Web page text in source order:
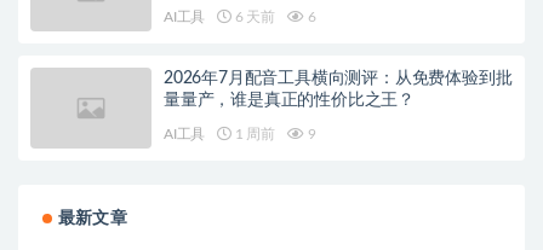
AI工具 6 天前 6
2026年7月配音工具横向测评：从免费体验到批
量量产，谁是真正的性价比之王？
AI工具 1 周前 9
最新文章